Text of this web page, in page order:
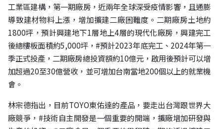
工業區建構，第一期廠房，近兩年全球深受疫情影響，且通膨
導致建材物料上漲，增加擴建二廠困難度。二期廠房土地約
1800坪，預計興建地下1層地上4層的現代化廠房，興建完工
後總樓板面積約5,000坪， #預計2023年底完工 、2024年第一
季正式投產，二期廠房總投資額約10億元，啟用後預計可以增
加超過20至30億營收，並可增加台南當地200個以上的就業機
會。
林宗德指出，目前TOYO東佑達的產品，要走出台灣跟世界大
廠競爭， #技術自主開發是一個重要的開端 ，擴廠增加研發與